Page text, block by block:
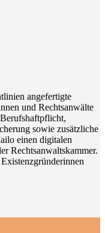
angefertigte
und Rechtsanwälte
sowie zusätzliche
einen digitalen
Rechtsanwaltskammer.